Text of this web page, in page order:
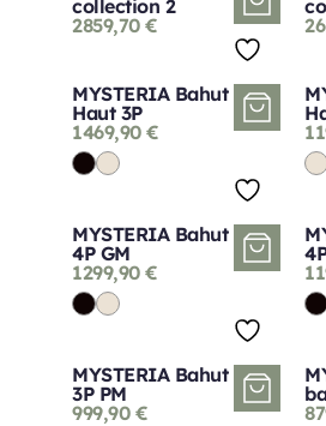
collection 2
2859,70 €
MYSTERIA Bahut
Haut 3P
1469,90 €
MYSTERIA Bahut
4P GM
1299,90 €
MYSTERIA Bahut
3P PM
999,90 €